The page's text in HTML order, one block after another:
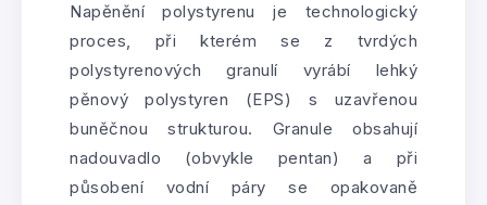
Napěnění polystyrenu je technologický
proces, při kterém se z tvrdých
polystyrenových granulí vyrábí lehký
pěnový polystyren (EPS) s uzavřenou
buněčnou strukturou. Granule obsahují
nadouvadlo (obvykle pentan) a při
působení vodní páry se opakovaně